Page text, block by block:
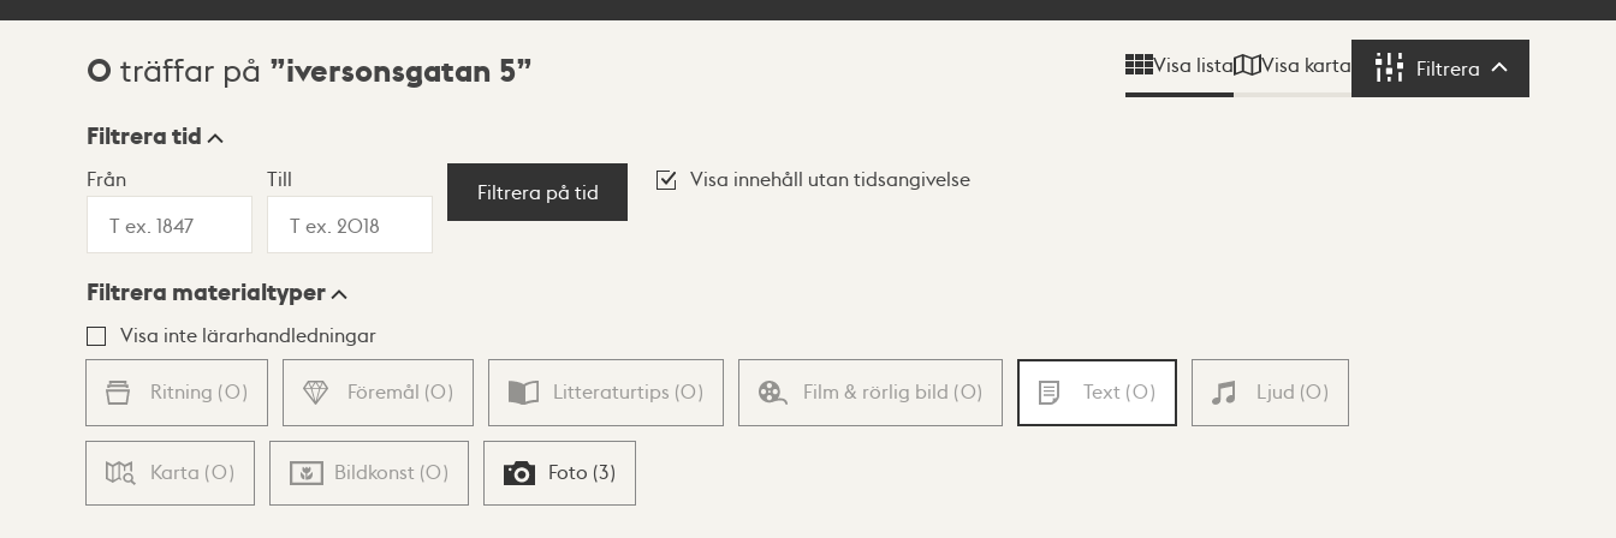
Sökresultat
0 träffar på iversonsgatan 5 Visa lista Visa karta Filtrera Filtrera
Visningsläge
Lista Karta
Filtrera tid
Från Till
Filtrera på tid
Visa innehåll utan tidsangivelse
Filtrera materialtyper
Visa inte lärarhandledningar
Ritning (0) Föremål (0) Litteraturtips (0) Film & rörlig bild (0) Text (0) Ljud (0)
Karta (0) Bildkonst (0) Foto (3)